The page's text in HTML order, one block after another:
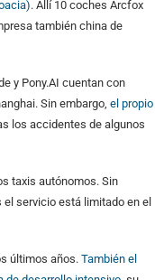
. Allí 10 coches Arcfox
también china de
y Pony.AI cuentan con
Sin embargo, el propio
los accidentes de algunos
taxis autónomos. Sin
servicio está limitado en el
últimos años. También el